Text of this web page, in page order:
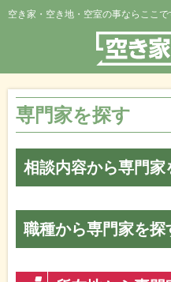
空き家・空き地・空室の事ならここで
専門家を探す
相談内容から専門家
職種から専門家を探